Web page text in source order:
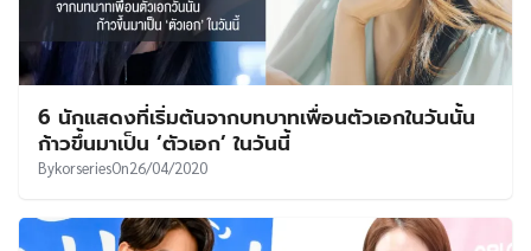
6 นักแสดงที่เริ่มต้นจากบทบาทเพื่อนตัวเอกในวันนั้น
ก้าวขึ้นมาเป็น ‘ตัวเอก’ ในวันนี้
BykorseriesOn26/04/2020